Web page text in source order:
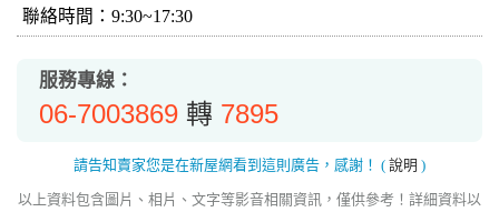
聯絡時間：9:30~17:30
服務專線：
06-7003869 轉 7895
請告知賣家您是在新屋網看到這則廣告，感謝！ ( 說明 )
以上資料包含圖片、相片、文字等影音相關資訊，僅供參考！詳細資料以